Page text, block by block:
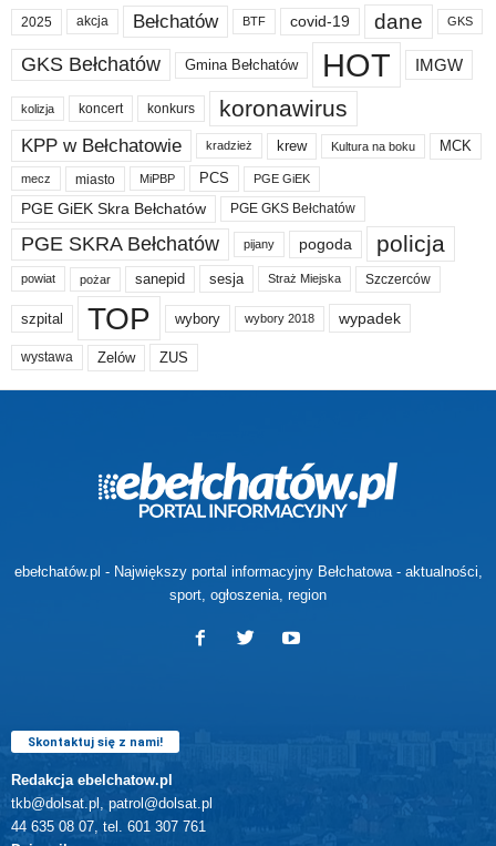
2025 akcja Bełchatów BTF covid-19 dane GKS
GKS Bełchatów Gmina Bełchatów HOT IMGW
kolizja koncert konkurs koronawirus
KPP w Bełchatowie kradzież krew Kultura na boku MCK
mecz miasto MiPBP PCS PGE GiEK
PGE GiEK Skra Bełchatów PGE GKS Bełchatów
PGE SKRA Bełchatów pijany pogoda policja
powiat pożar sanepid sesja Straż Miejska Szczerców
szpital TOP wybory wybory 2018 wypadek
wystawa Zelów ZUS
ebełchatów.pl - Największy portal informacyjny Bełchatowa - aktualności,
sport, ogłoszenia, region
Skontaktuj się z nami!
Redakcja ebelchatow.pl
tkb@dolsat.pl, patrol@dolsat.pl
44 635 08 07, tel. 601 307 761